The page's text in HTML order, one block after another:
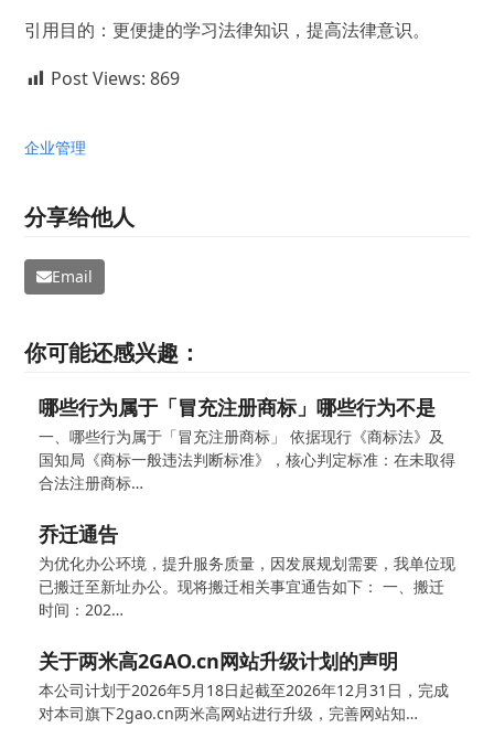
引用目的：更便捷的学习法律知识，提高法律意识。
Post Views: 869
企业管理
分享给他人
Email
你可能还感兴趣：
哪些行为属于「冒充注册商标」哪些行为不是
一、哪些行为属于「冒充注册商标」 依据现行《商标法》及
国知局《商标一般违法判断标准》，核心判定标准：在未取得
合法注册商标…
乔迁通告
为优化办公环境，提升服务质量，因发展规划需要，我单位现
已搬迁至新址办公。现将搬迁相关事宜通告如下： 一、搬迁
时间：202…
关于两米高2GAO.cn网站升级计划的声明
本公司计划于2026年5月18日起截至2026年12月31日，完成
对本司旗下2gao.cn两米高网站进行升级，完善网站知…